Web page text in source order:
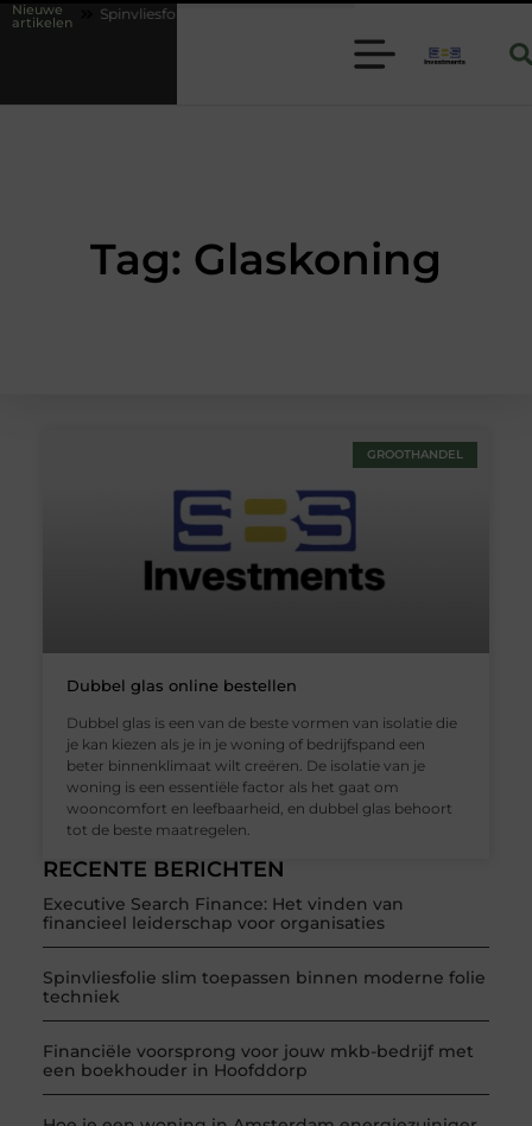
Nieuwe
artikelenSpinvliesfolie slim toepassen binnen moderne folie techniek
Tag: Glaskoning
RECENTE BERICHTEN
Executive Search Finance: Het vinden van
financieel leiderschap voor organisaties
Spinvliesfolie slim toepassen binnen moderne folie
techniek
Financiële voorsprong voor jouw mkb-bedrijf met
een boekhouder in Hoofddorp
GROOTHANDEL
Dubbel glas online bestellen
Dubbel glas is een van de beste vormen van isolatie die
je kan kiezen als je in je woning of bedrijfspand een
beter binnenklimaat wilt creëren. De isolatie van je
woning is een essentiële factor als het gaat om
wooncomfort en leefbaarheid, en dubbel glas behoort
tot de beste maatregelen.